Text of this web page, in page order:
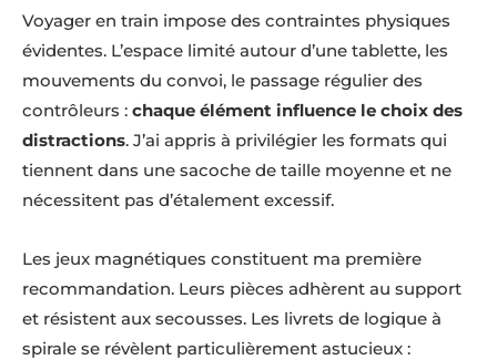
Voyager en train impose des contraintes physiques
évidentes. L’espace limité autour d’une tablette, les
mouvements du convoi, le passage régulier des
contrôleurs : chaque élément influence le choix des
distractions. J’ai appris à privilégier les formats qui
tiennent dans une sacoche de taille moyenne et ne
nécessitent pas d’étalement excessif.
Les jeux magnétiques constituent ma première
recommandation. Leurs pièces adhèrent au support
et résistent aux secousses. Les livrets de logique à
spirale se révèlent particulièrement astucieux :